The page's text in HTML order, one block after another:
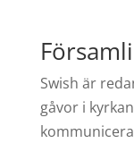
Swish är
gåvor i